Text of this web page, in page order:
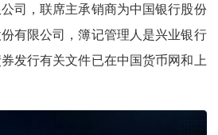
司，联席主承销商为中国银行股份
有限公司，簿记管理人是兴业银行
发行有关文件已在中国货币网和上